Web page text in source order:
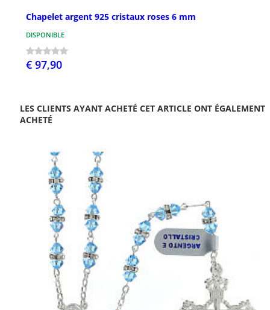
Chapelet argent 925 cristaux roses 6 mm
DISPONIBLE
€ 97,90
LES CLIENTS AYANT ACHETÉ CET ARTICLE ONT ÉGALEMENT
ACHETÉ